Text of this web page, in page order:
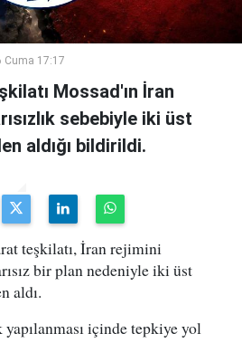
Cuma 17:17
Mossad'ın İran
sebebiyle iki üst
aldığı bildirildi.
teşkilatı, İran rejimini
bir plan nedeniyle iki üst
aldı.
içinde tepkiye yol